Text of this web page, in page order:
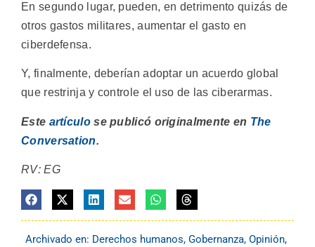
En segundo lugar, pueden, en detrimento quizás de
otros gastos militares, aumentar el gasto en
ciberdefensa.
Y, finalmente, deberían adoptar un acuerdo global
que restrinja y controle el uso de las ciberarmas.
Este artículose publicó originalmente en The
Conversation.
RV: EG
Archivado en: Derechos humanos, Gobernanza, Opinión,